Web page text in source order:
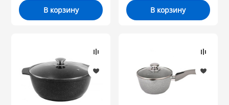
В корзину В корзину